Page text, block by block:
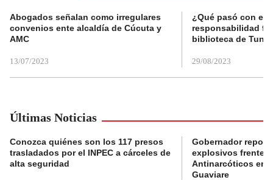
Abogados señalan como irregulares
convenios ente alcaldía de Cúcuta y
AMC
13/07/2023
¿Qué pasó con el
responsabilidad
biblioteca de
29/08/2023
Últimas Noticias
Conozca quiénes son los 117 presos
trasladados por el INPEC a cárceles de
alta seguridad
Gobernador
explosivos frente a
Antinarcóticos en
Guaviare